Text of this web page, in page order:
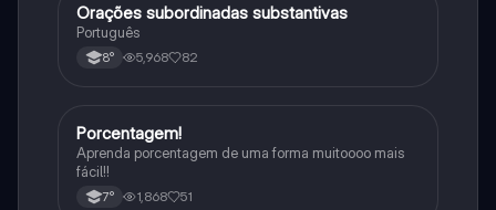
Português
Orações subordinadas substantivas
Português
8° 5,968 82
Matematica
Porcentagem!
Aprenda porcentagem de uma forma muitoooo mais
fácil!!
7° 1,868 51